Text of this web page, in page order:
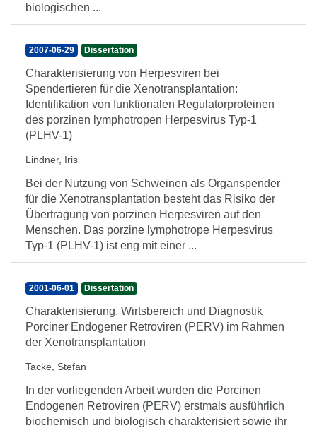
biologischen ...
2007-06-29 Dissertation
Charakterisierung von Herpesviren bei
Spendertieren für die Xenotransplantation:
Identifikation von funktionalen Regulatorproteinen
des porzinen lymphotropen Herpesvirus Typ-1
(PLHV-1)
Lindner, Iris
Bei der Nutzung von Schweinen als Organspender
für die Xenotransplantation besteht das Risiko der
Übertragung von porzinen Herpesviren auf den
Menschen. Das porzine lymphotrope Herpesvirus
Typ-1 (PLHV-1) ist eng mit einer ...
2001-06-01 Dissertation
Charakterisierung, Wirtsbereich und Diagnostik
Porciner Endogener Retroviren (PERV) im Rahmen
der Xenotransplantation
Tacke, Stefan
In der vorliegenden Arbeit wurden die Porcinen
Endogenen Retroviren (PERV) erstmals ausführlich
biochemisch und biologisch charakterisiert sowie ihr